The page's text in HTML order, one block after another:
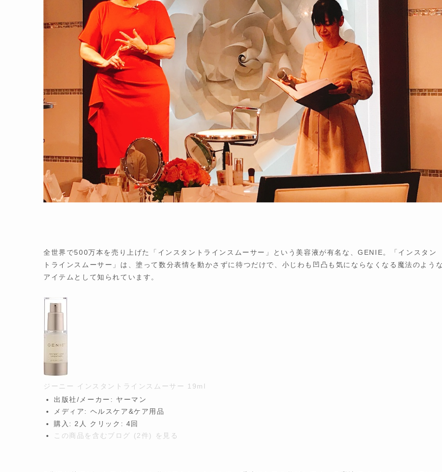
全世界で500万本を売り上げた「インスタントラインスムーサー」という美容液が有名な、GENIE。「インスタン
トラインスムーサー」は、塗って数分表情を動かさずに待つだけで、小じわも凹凸も気にならなくなる魔法のよう
アイテムとして知られています。
ジーニー インスタントラインスムーサー 19ml
出版社/メーカー: ヤーマン
メディア: ヘルスケア&ケア用品
購入 : 2人 クリック : 4回
この商品を含むブログ (2件) を見る